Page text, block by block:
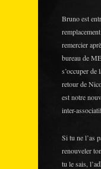
Bruno est
remercier
bureau de
s’occuper de
retour de
est notre
inter-
Si tu ne l’as
renouveler
tu le sais,